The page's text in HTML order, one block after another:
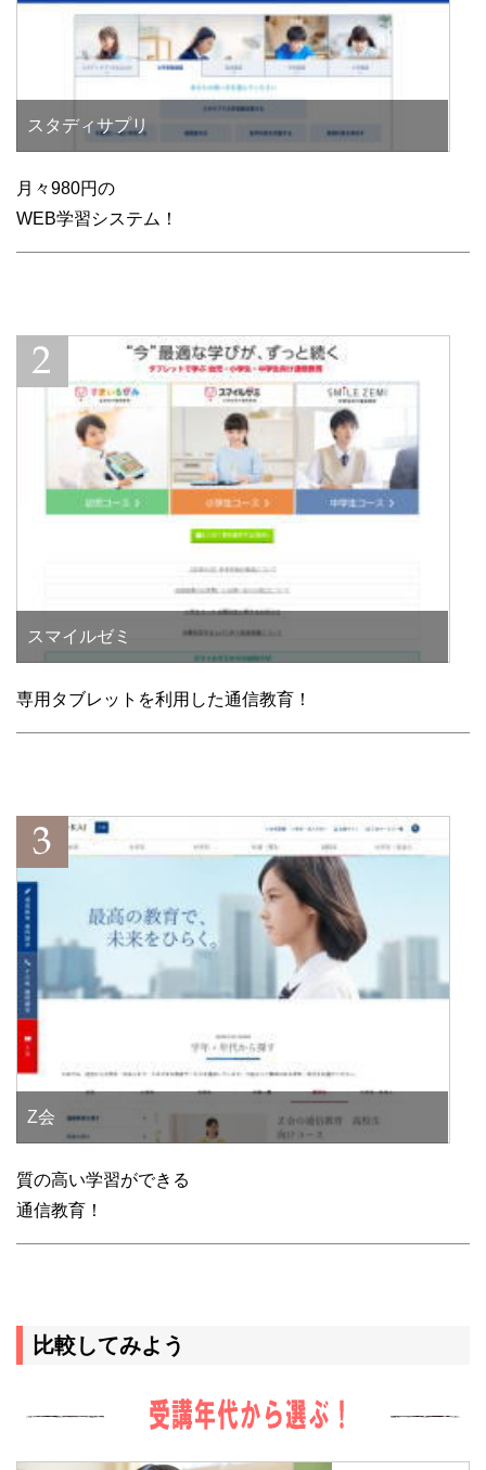
スタディサプリ
月々980円の
WEB学習システム！
スマイルゼミ
専用タブレットを利用した通信教育！
Z会
質の高い学習ができる
通信教育！
比較してみよう